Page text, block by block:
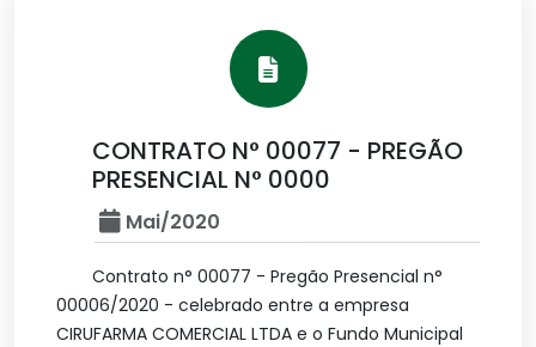
CONTRATO N° 00077 - PREGÃO
PRESENCIAL N° 0000
Mai/2020
Contrato n° 00077 - Pregão Presencial n°
00006/2020 - celebrado entre a empresa
CIRUFARMA COMERCIAL LTDA e o Fundo Municipal